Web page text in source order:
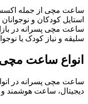
ساعت مچی از جمله
استایل کودکان و
ساعت مچی پسرانه در
سلیقه و نیاز کودک یا
انواع ساعت
ساعت مچی پسرانه در
دیجیتال، ساعت هوشمند